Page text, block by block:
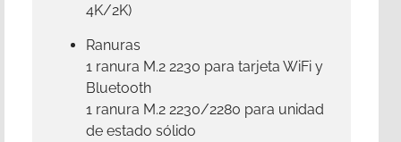
4K/2K)
Ranuras
1 ranura M.2 2230 para tarjeta WiFi y
Bluetooth
1 ranura M.2 2230/2280 para unidad
de estado sólido